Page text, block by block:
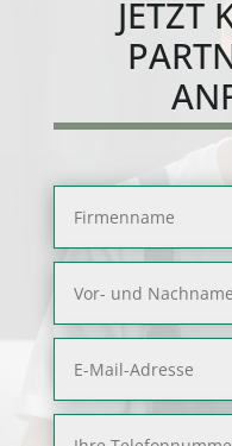
JETZT